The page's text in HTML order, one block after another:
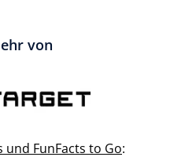
von
und FunFacts to Go: